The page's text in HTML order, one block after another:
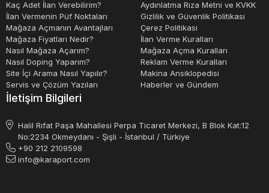
Kaç Adet İlan Verebilirim?
İlan Vermenin Püf Noktaları
Mağaza Açmanın Avantajları
Mağaza Fiyatları Nedir?
Nasıl Mağaza Açarım?
Nasıl Doping Yaparım?
Site İçi Arama Nasıl Yapılır?
Servis ve Çözüm Yazıları
Aydınlatma Rıza Metni ve KVKK
Gizlilik ve Güvenlik Politikası
Çerez Politikası
İlan Verme Kuralları
Mağaza Açma Kuralları
Reklam Verme Kuralları
Makina Ansiklopedisi
Haberler ve Gündem
İletişim Bilgileri
Halil Rıfat Paşa Mahallesi Perpa Ticaret Merkezi, B Blok Kat:12
No:2234 Okmeydanı - Şişli - İstanbul / Türkiye
+90 212 2109598
info@karaport.com